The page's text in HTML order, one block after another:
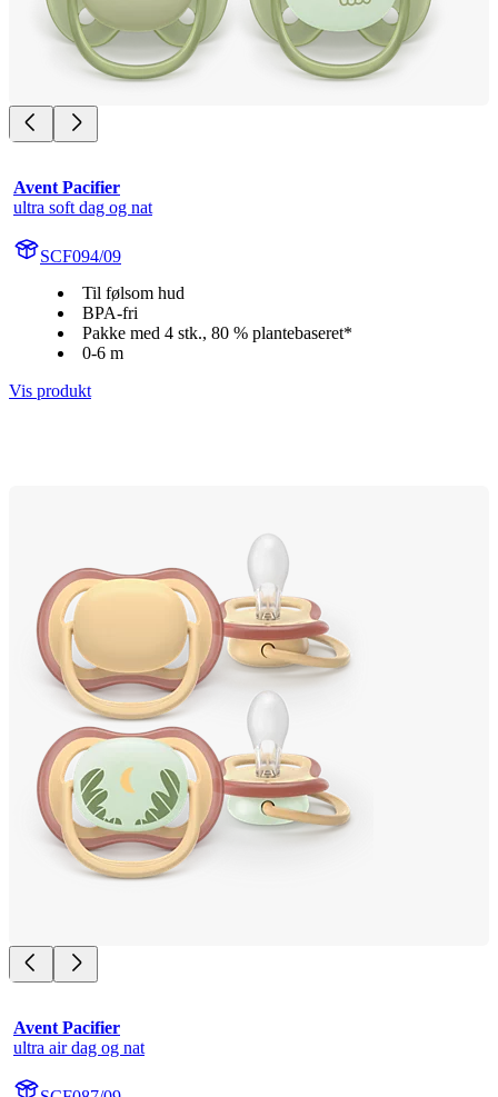
Avent Pacifier
ultra soft dag og nat
SCF094/09
Til følsom hud
BPA-fri
Pakke med 4 stk., 80 % plantebaseret*
0-6 m
Vis produkt
Avent Pacifier
ultra air dag og nat